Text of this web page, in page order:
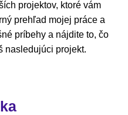
projektov, ktoré vám
prehľad mojej práce a
príbehy a nájdite to, čo
nasledujúci projekt.